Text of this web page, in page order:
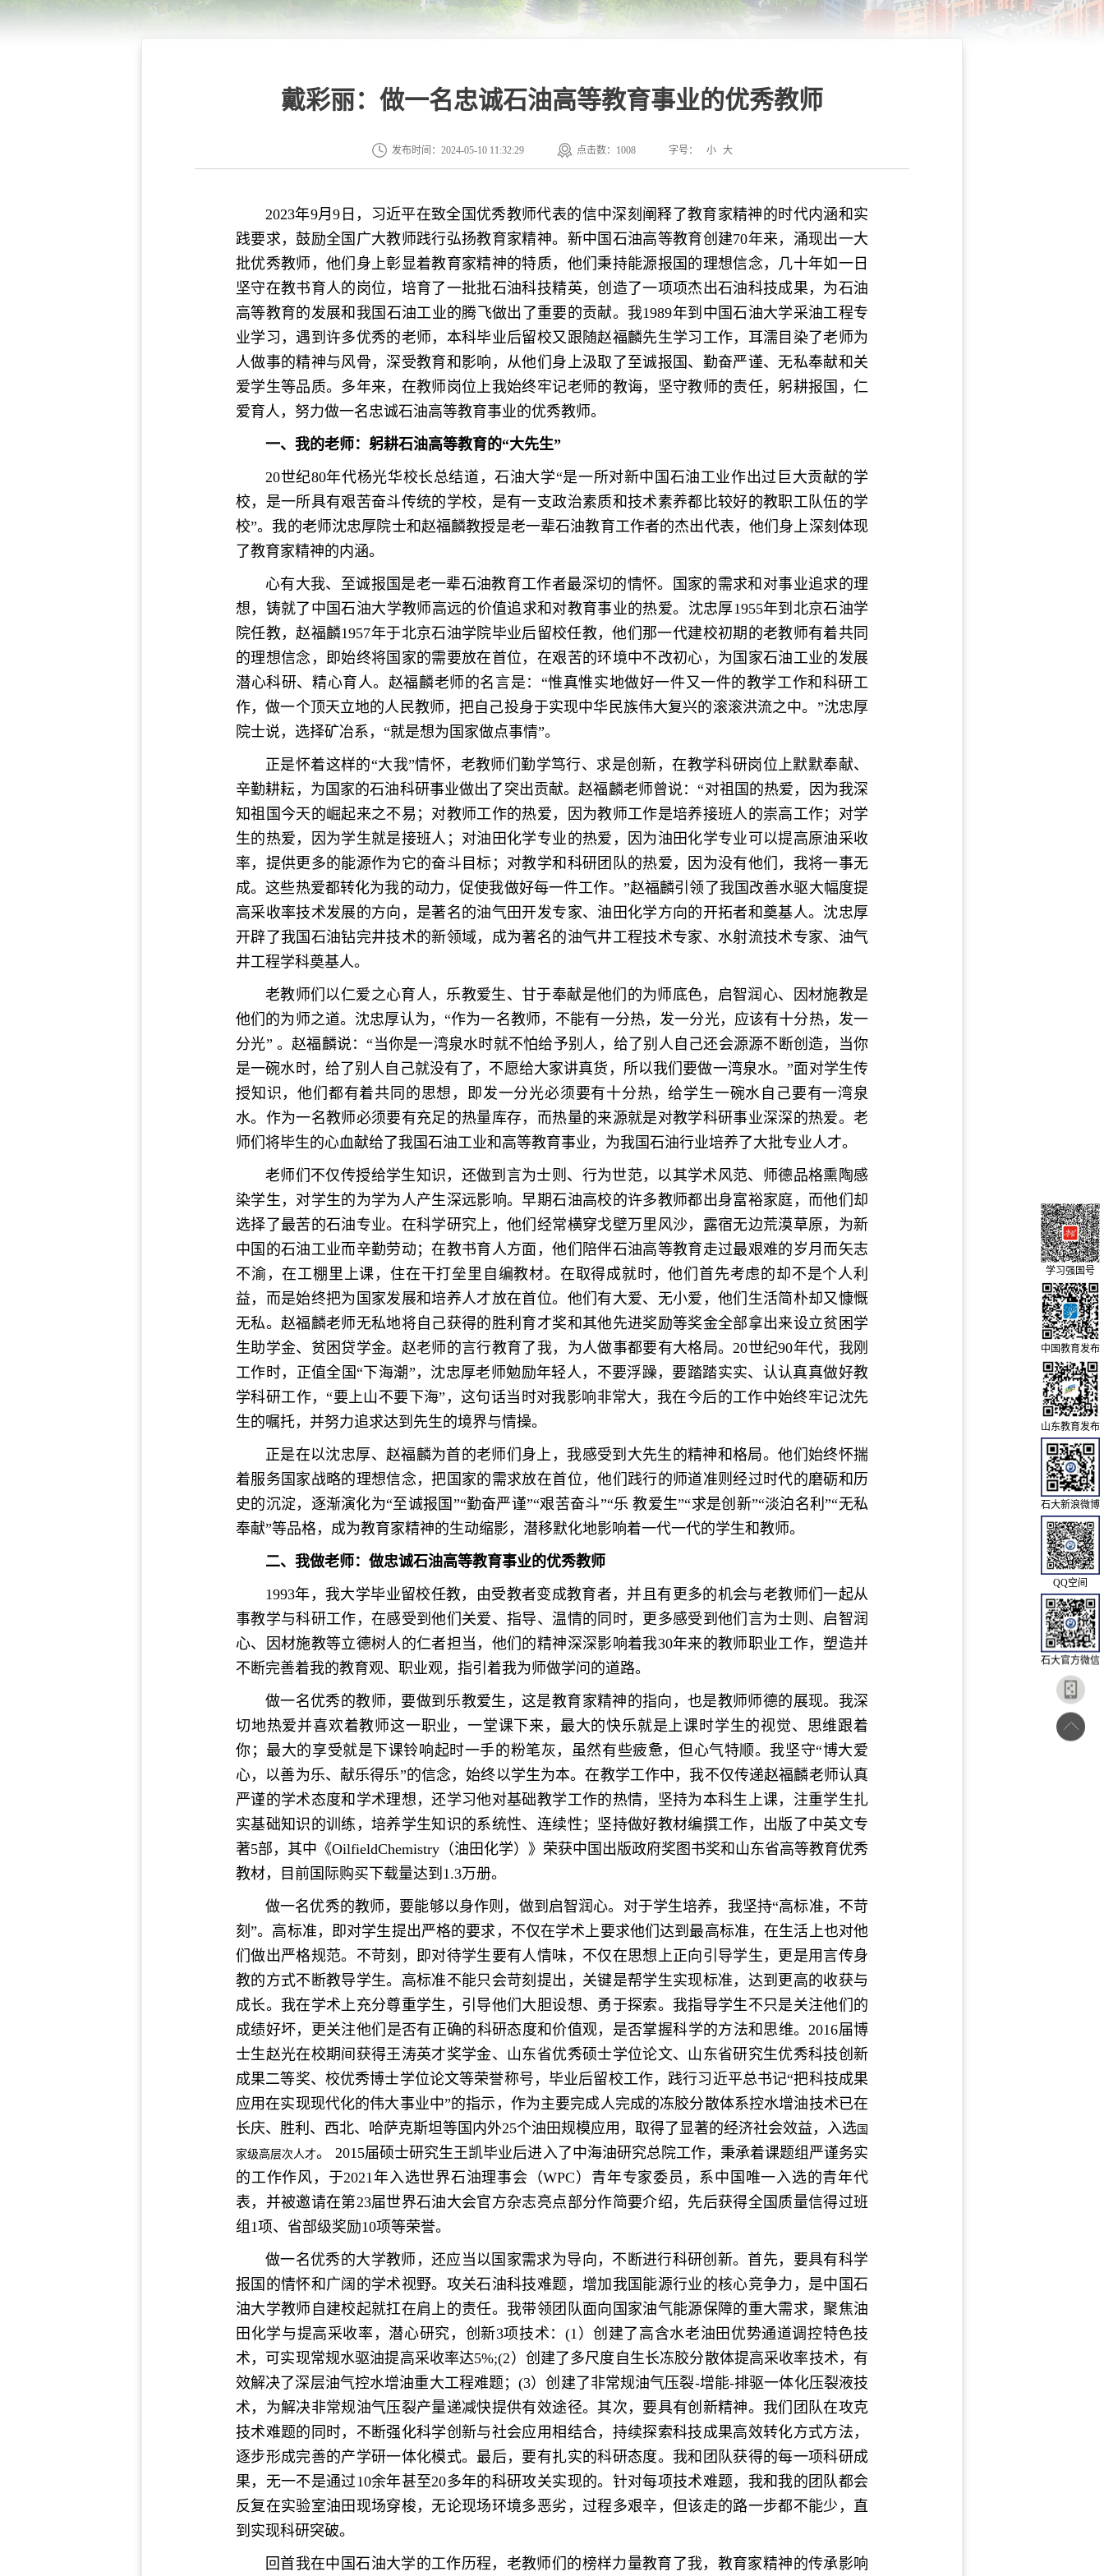
戴彩丽：做一名忠诚石油高等教育事业的优秀教师
发布时间：2024-05-10 11:32:29 点击数： 1008 字号： 小 大
2023年9月9日，习近平在致全国优秀教师代表的信中深刻阐释了教育家精神的时代内涵和实
践要求，鼓励全国广大教师践行弘扬教育家精神。新中国石油高等教育创建70年来，涌现出一大
批优秀教师，他们身上彰显着教育家精神的特质，他们秉持能源报国的理想信念，几十年如一日
坚守在教书育人的岗位，培育了一批批石油科技精英，创造了一项项杰出石油科技成果，为石油
高等教育的发展和我国石油工业的腾飞做出了重要的贡献。我1989年到中国石油大学采油工程专
业学习，遇到许多优秀的老师，本科毕业后留校又跟随赵福麟先生学习工作，耳濡目染了老师为
人做事的精神与风骨，深受教育和影响，从他们身上汲取了至诚报国、勤奋严谨、无私奉献和关
爱学生等品质。多年来，在教师岗位上我始终牢记老师的教诲，坚守教师的责任，躬耕报国，仁
爱育人，努力做一名忠诚石油高等教育事业的优秀教师。
一、我的老师： 躬耕石油高等教育的“大先生”
20世纪80年代杨光华校长总结道，石油大学“是一所对新中国石油工业作出过巨大贡献的学
校，是一所具有艰苦奋斗传统的学校，是有一支政治素质和技术素养都比较好的教职工队伍的学
校”。我的老师沈忠厚院士和赵福麟教授是老一辈石油教育工作者的杰出代表，他们身上深刻体现
了教育家精神的内涵。
心有大我、至诚报国是老一辈石油教育工作者最深切的情怀。国家的需求和对事业追求的理
想，铸就了中国石油大学教师高远的价值追求和对教育事业的热爱。沈忠厚1955年到北京石油学
院任教，赵福麟1957年于北京石油学院毕业后留校任教，他们那一代建校初期的老教师有着共同
的理想信念，即始终将国家的需要放在首位，在艰苦的环境中不改初心，为国家石油工业的发展
潜心科研、精心育人。赵福麟老师的名言是：“惟真惟实地做好一件又一件的教学工作和科研工
作，做一个顶天立地的人民教师，把自己投身于实现中华民族伟大复兴的滚滚洪流之中。”沈忠厚
院士说，选择矿冶系，“就是想为国家做点事情”。
正是怀着这样的“大我”情怀，老教师们勤学笃行、求是创新，在教学科研岗位上默默奉献、
辛勤耕耘，为国家的石油科研事业做出了突出贡献。赵福麟老师曾说：“对祖国的热爱，因为我深
知祖国今天的崛起来之不易；对教师工作的热爱，因为教师工作是培养接班人的崇高工作；对学
生的热爱，因为学生就是接班人；对油田化学专业的热爱，因为油田化学专业可以提高原油采收
率，提供更多的能源作为它的奋斗目标；对教学和科研团队的热爱，因为没有他们，我将一事无
成。这些热爱都转化为我的动力，促使我做好每一件工作。”赵福麟引领了我国改善水驱大幅度提
高采收率技术发展的方向，是著名的油气田开发专家、油田化学方向的开拓者和奠基人。沈忠厚
开辟了我国石油钻完井技术的新领域，成为著名的油气井工程技术专家、水射流技术专家、油气
井工程学科奠基人。
老教师们以仁爱之心育人，乐教爱生、甘于奉献是他们的为师底色，启智润心、因材施教是
他们的为师之道。沈忠厚认为，“作为一名教师，不能有一分热，发一分光，应该有十分热，发一
分光” 。赵福麟说：“当你是一湾泉水时就不怕给予别人，给了别人自己还会源源不断创造，当你
是一碗水时，给了别人自己就没有了，不愿给大家讲真货，所以我们要做一湾泉水。”面对学生传
授知识，他们都有着共同的思想，即发一分光必须要有十分热，给学生一碗水自己要有一湾泉
水。作为一名教师必须要有充足的热量库存，而热量的来源就是对教学科研事业深深的热爱。老
师们将毕生的心血献给了我国石油工业和高等教育事业，为我国石油行业培养了大批专业人才。
老师们不仅传授给学生知识，还做到言为士则、行为世范，以其学术风范、师德品格熏陶感
染学生，对学生的为学为人产生深远影响。早期石油高校的许多教师都出身富裕家庭，而他们却
选择了最苦的石油专业。在科学研究上，他们经常横穿戈壁万里风沙，露宿无边荒漠草原，为新
中国的石油工业而辛勤劳动；在教书育人方面，他们陪伴石油高等教育走过最艰难的岁月而矢志
不渝，在工棚里上课，住在干打垒里自编教材。在取得成就时，他们首先考虑的却不是个人利
益，而是始终把为国家发展和培养人才放在首位。他们有大爱、无小爱，他们生活简朴却又慷慨
无私。赵福麟老师无私地将自己获得的胜利育才奖和其他先进奖励等奖金全部拿出来设立贫困学
生助学金、贫困贷学金。赵老师的言行教育了我，为人做事都要有大格局。20世纪90年代，我刚
工作时，正值全国“下海潮”，沈忠厚老师勉励年轻人，不要浮躁，要踏踏实实、认认真真做好教
学科研工作，“要上山不要下海”，这句话当时对我影响非常大，我在今后的工作中始终牢记沈先
生的嘱托，并努力追求达到先生的境界与情操。
正是在以沈忠厚、赵福麟为首的老师们身上，我感受到大先生的精神和格局。他们始终怀揣
着服务国家战略的理想信念，把国家的需求放在首位，他们践行的师道准则经过时代的磨砺和历
史的沉淀，逐渐演化为“至诚报国”“勤奋严谨”“艰苦奋斗”“乐 教爱生”“求是创新”“淡泊名利”“无私
奉献”等品格，成为教育家精神的生动缩影，潜移默化地影响着一代一代的学生和教师。
二、 我做老师： 做忠诚石油高等教育事业的优秀教师
1993年，我大学毕业留校任教，由受教者变成教育者，并且有更多的机会与老教师们一起从
事教学与科研工作，在感受到他们关爱、指导、温情的同时，更多感受到他们言为士则、启智润
心、因材施教等立德树人的仁者担当，他们的精神深深影响着我30年来的教师职业工作，塑造并
不断完善着我的教育观、职业观，指引着我为师做学问的道路。
做一名优秀的教师，要做到乐教爱生，这是教育家精神的指向，也是教师师德的展现。我深
切地热爱并喜欢着教师这一职业，一堂课下来，最大的快乐就是上课时学生的视觉、思维跟着
你；最大的享受就是下课铃响起时一手的粉笔灰，虽然有些疲惫，但心气特顺。我坚守“博大爱
心，以善为乐、献乐得乐”的信念，始终以学生为本。在教学工作中，我不仅传递赵福麟老师认真
严谨的学术态度和学术理想，还学习他对基础教学工作的热情，坚持为本科生上课，注重学生扎
实基础知识的训练，培养学生知识的系统性、连续性；坚持做好教材编撰工作，出版了中英文专
著5部，其中《OilfieldChemistry（油田化学）》荣获中国出版政府奖图书奖和山东省高等教育优秀
教材，目前国际购买下载量达到1.3万册。
做一名优秀的教师，要能够以身作则，做到启智润心。对于学生培养，我坚持“高标准，不苛
刻”。高标准，即对学生提出严格的要求，不仅在学术上要求他们达到最高标准，在生活上也对他
们做出严格规范。不苛刻，即对待学生要有人情味，不仅在思想上正向引导学生，更是用言传身
教的方式不断教导学生。高标准不能只会苛刻提出，关键是帮学生实现标准，达到更高的收获与
成长。我在学术上充分尊重学生，引导他们大胆设想、勇于探索。我指导学生不只是关注他们的
成绩好坏，更关注他们是否有正确的科研态度和价值观，是否掌握科学的方法和思维。2016届博
士生赵光在校期间获得王涛英才奖学金、山东省优秀硕士学位论文、山东省研究生优秀科技创新
成果二等奖、校优秀博士学位论文等荣誉称号，毕业后留校工作，践行习近平总书记“把科技成果
应用在实现现代化的伟大事业中”的指示，作为主要完成人完成的冻胶分散体系控水增油技术已在
长庆、胜利、西北、哈萨克斯坦等国内外25个油田规模应用，取得了显著的经济社会效益，入选 国
家级高层次人才。 2015届硕士研究生王凯毕业后进入了中海油研究总院工作，秉承着课题组严谨务实
的工作作风，于2021年入选世界石油理事会（WPC）青年专家委员，系中国唯一入选的青年代
表，并被邀请在第23届世界石油大会官方杂志亮点部分作简要介绍，先后获得全国质量信得过班
组1项、省部级奖励10项等荣誉。
做一名优秀的大学教师，还应当以国家需求为导向，不断进行科研创新。首先，要具有科学
报国的情怀和广阔的学术视野。攻关石油科技难题，增加我国能源行业的核心竞争力，是中国石
油大学教师自建校起就扛在肩上的责任。我带领团队面向国家油气能源保障的重大需求，聚焦油
田化学与提高采收率，潜心研究，创新3项技术：(1）创建了高含水老油田优势通道调控特色技
术，可实现常规水驱油提高采收率达5%;(2）创建了多尺度自生长冻胶分散体提高采收率技术，有
效解决了深层油气控水增油重大工程难题；(3）创建了非常规油气压裂-增能-排驱一体化压裂液技
术，为解决非常规油气压裂产量递减快提供有效途径。其次，要具有创新精神。我们团队在攻克
技术难题的同时，不断强化科学创新与社会应用相结合，持续探索科技成果高效转化方式方法，
逐步形成完善的产学研一体化模式。最后，要有扎实的科研态度。我和团队获得的每一项科研成
果，无一不是通过10余年甚至20多年的科研攻关实现的。针对每项技术难题，我和我的团队都会
反复在实验室油田现场穿梭，无论现场环境多恶劣，过程多艰辛，但该走的路一步都不能少，直
到实现科研突破。
回首我在中国石油大学的工作历程，老教师们的榜样力量教育了我，教育家精神的传承影响
学习强国号
中国教育发布
山东教育发布
石大新浪微博
QQ空间
石大官方微信